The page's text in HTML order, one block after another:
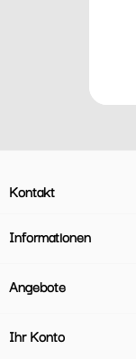
Kontakt
Informationen
Angebote
Ihr Konto